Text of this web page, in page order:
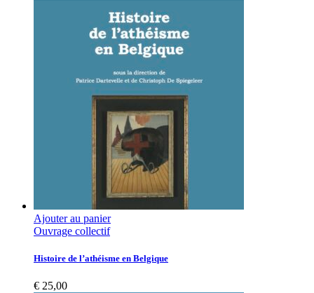
Ajouter au panier
Ouvrage collectif
Histoire de l’athéisme en Belgique
€ 25,00